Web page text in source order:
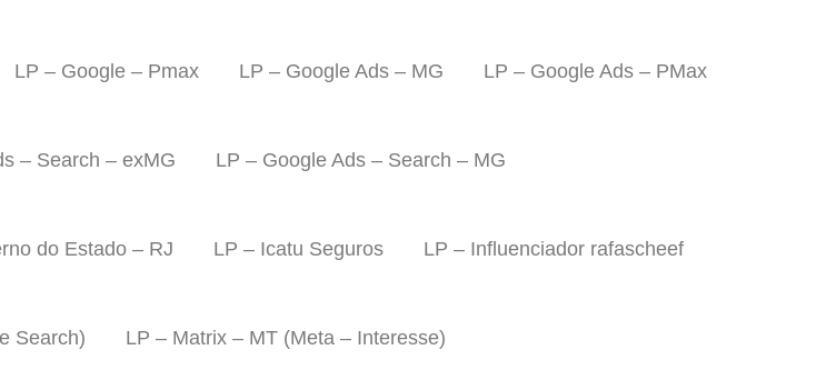
LP – Google – Pmax LP – Google Ads – MG LP – Google Ads – PMax
– Search – exMG LP – Google Ads – Search – MG
do Estado – RJ LP – Icatu Seguros LP – Influenciador rafascheef
Search) LP – Matrix – MT (Meta – Interesse)